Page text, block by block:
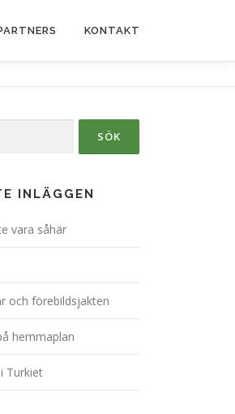
KONTAKT
INLÄGGEN
vara såhär
och förebildsjakten
hemmaplan
Turkiet